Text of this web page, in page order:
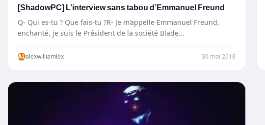
[ShadowPC] L’interview sans tabou d’Emmanuel Freund
Q- Qui es-tu ? Que fais-tu ?R- Je m’appelle Emmanuel Freund,
enchanté, je suis le Président de la société Blade…
ALalexwilliamlex 30 mai 2018